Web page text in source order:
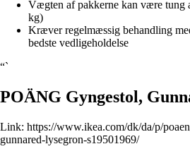
Vægten af pakkerne kan være tung
kg)
Kræver regelmæssig behandling
bedste vedligeholdelse
“`
POÄNG Gyngestol,
Link: https://www.ikea.com/dk/da/p/
gunnared-lysegron-s19501969/